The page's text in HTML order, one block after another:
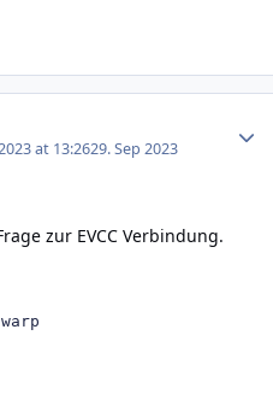
at 13:2629. Sep 2023
zur EVCC Verbindung.